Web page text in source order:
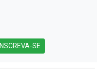
INSCREVA-SE